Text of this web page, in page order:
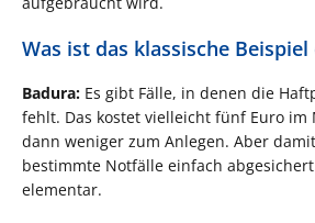
Was ist das klassische
Badura: Es gibt Fälle, in denen die
fehlt. Das kostet vielleicht fünf Euro im
dann weniger zum Anlegen. Aber
bestimmte Notfälle einfach
elementar.